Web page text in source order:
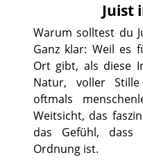
Juist
Warum solltest du
Ganz klar: Weil es
Ort gibt, als diese
Natur, voller
oftmals
Weitsicht, das
das Gefühl,
Ordnung ist.